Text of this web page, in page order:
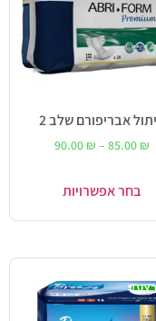
אבריפורם שלב 2
85.00 ₪
–
90.00 ₪
בחר אפשרויות